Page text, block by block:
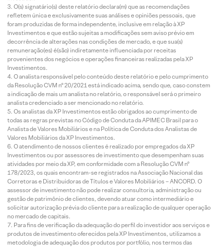
O(s) signatário(s) deste relatório declara(m) que as recomendações
refletem única e exclusivamente suas análises e opiniões pessoais, que
foram produzidas de forma independente, inclusive em relação à XP
Investimentos e que estão sujeitas a modificações sem aviso prévio em
decorrência de alterações nas condições de mercado, e que sua(s)
remuneração(es) é(são) indiretamente influenciada por receitas
provenientes dos negócios e operações financeiras realizadas pela XP
Investimentos.
O analista responsável pelo conteúdo deste relatório e pelo cumprimento
da Resolução CVM nº 20/2021 está indicado acima, sendo que, caso constem
a indicação de mais um analista no relatório, o responsável será o primeiro
analista credenciado a ser mencionado no relatório.
Os analistas da XP Investimentos estão obrigados ao cumprimento de
todas as regras previstas no Código de Conduta da APIMEC Brasil para o
Analista de Valores Mobiliários e na Política de Conduta dos Analistas de
Valores Mobiliários da XP Investimentos.
O atendimento de nossos clientes é realizado por empregados da XP
Investimentos ou por assessores de investimento que desempenham suas
atividades por meio da XP, em conformidade com a Resolução CVM nº
178/2023, os quais encontram-se registrados na Associação Nacional das
Corretoras e Distribuidoras de Títulos e Valores Mobiliários – ANCORD. O
assessor de investimento não pode realizar consultoria, administração ou
gestão de patrimônio de clientes, devendo atuar como intermediário e
solicitar autorização prévia do cliente para a realização de qualquer operação
no mercado de capitais.
Para fins de verificação da adequação do perfil do investidor aos serviços e
produtos de investimento oferecidos pela XP Investimentos, utilizamos a
metodologia de adequação dos produtos por portfólio, nos termos das